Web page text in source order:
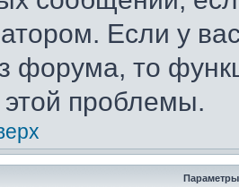
Если у
форума, то
проблемы.
Параметры